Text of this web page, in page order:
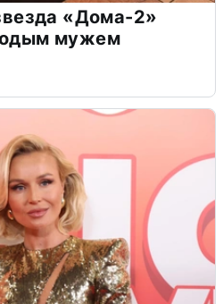
«Дома-2»
мужем